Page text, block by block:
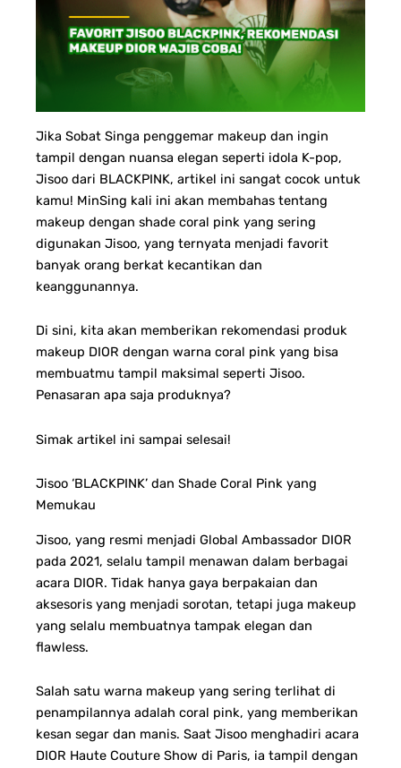
Jika Sobat Singa penggemar makeup dan ingin
tampil dengan nuansa elegan seperti idola K-pop,
Jisoo dari BLACKPINK, artikel ini sangat cocok untuk
kamu! MinSing kali ini akan membahas tentang
makeup dengan shade coral pink yang sering
digunakan Jisoo, yang ternyata menjadi favorit
banyak orang berkat kecantikan dan
keanggunannya.
Di sini, kita akan memberikan rekomendasi produk
makeup DIOR dengan warna coral pink yang bisa
membuatmu tampil maksimal seperti Jisoo.
Penasaran apa saja produknya?
Simak artikel ini sampai selesai!
Jisoo ‘BLACKPINK’ dan Shade Coral Pink yang
Memukau
Jisoo, yang resmi menjadi Global Ambassador DIOR
pada 2021, selalu tampil menawan dalam berbagai
acara DIOR. Tidak hanya gaya berpakaian dan
aksesoris yang menjadi sorotan, tetapi juga makeup
yang selalu membuatnya tampak elegan dan
flawless.
Salah satu warna makeup yang sering terlihat di
penampilannya adalah coral pink, yang memberikan
kesan segar dan manis. Saat Jisoo menghadiri acara
DIOR Haute Couture Show di Paris, ia tampil dengan